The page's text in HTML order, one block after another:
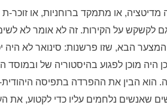
מדיטציה, או מתמקד ברוחניות, או
לקשקש על הקירות. זה לא אומר לא
הבא, שזו פרשנות: סינואר לא היה
היה מוכן לפגוע בהיסטוריה של
הוא הבין את ההפרדה בתפיסה
שאנשים נלחמים עליו כדי לקטוע, את